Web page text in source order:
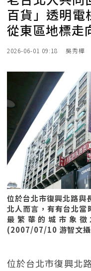
百貨」透明
從東區地標走
2026-06-01 09:18 吳秀樺
位於台北市復興北路與
北人而言，有有台北當
最繁華的城市象
(2007/07/10 游智文
位於台北市復興北